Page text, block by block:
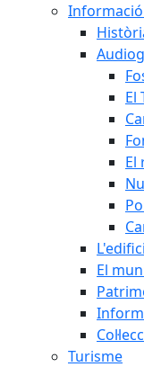
El
El
El
Turisme